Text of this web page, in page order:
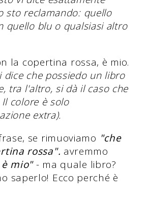
sto reclamando: quello
quello blu o qualsiasi altro
la copertina rossa, è mio.
dice che possiedo un libro
tra l'altro, si dà il caso che
colore è solo
extra).
se rimuoviamo "che
rossa". avremmo
mio"- ma quale libro?
saperlo! Ecco perché è